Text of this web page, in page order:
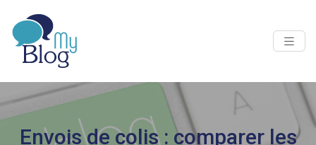
Envois de colis : comparer les